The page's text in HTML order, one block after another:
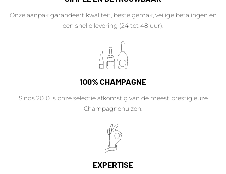
Onze aanpak garandeert kwaliteit, bestelgemak, veilige betalingen en
een snelle levering (24 tot 48 uur).
100% CHAMPAGNE
Sinds 2010 is onze selectie afkomstig van de meest prestigieuze
Champagnehuizen.
EXPERTISE